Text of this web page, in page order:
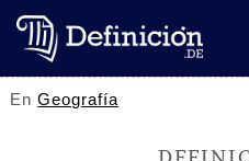
EnGeografía